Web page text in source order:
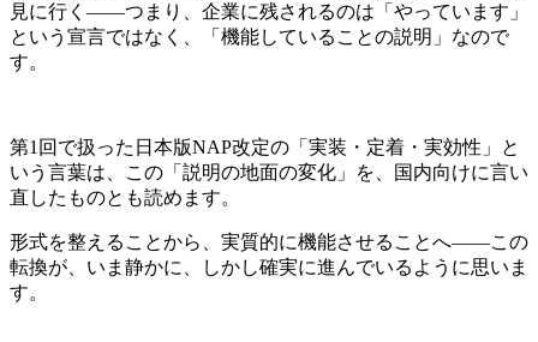
見に行く――つまり、企業に残されるのは「やっています」
という宣言ではなく、「機能していることの説明」なので
す。
第1回で扱った日本版NAP改定の「実装・定着・実効性」と
いう言葉は、この「説明の地面の変化」を、国内向けに言い
直したものとも読めます。
形式を整えることから、実質的に機能させることへ――この
転換が、いま静かに、しかし確実に進んでいるように思いま
す。